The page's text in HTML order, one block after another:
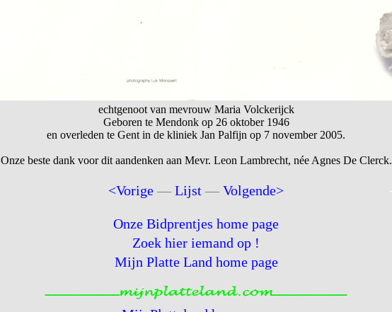
echtgenoot van mevrouw Maria Volckerijck
Geboren te Mendonk op 26 oktober 1946
en overleden te Gent in de kliniek Jan Palfijn op 7 november 2005.
Onze beste dank voor dit aandenken aan Mevr. Leon Lambrecht, née Agnes De Clerck.
<Vorige —Lijst —Volgende>
Onze Bidprentjes home page
Zoek hier iemand op !
Mijn Platte Land home page